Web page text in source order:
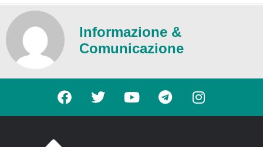
Informazione &
Comunicazione